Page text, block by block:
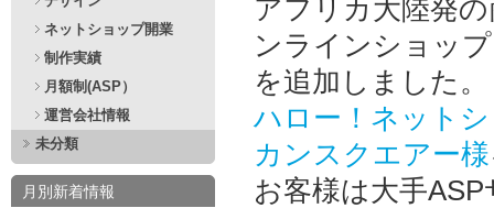
アフリカ大陸発
ンラインショッ
を追加しました。
ハロー！ネット
カンスクエアー様
お客様は大手
ネットショップ開業
制作実績
月額制(ASP）
運営会社情報
未分類
月別新着情報